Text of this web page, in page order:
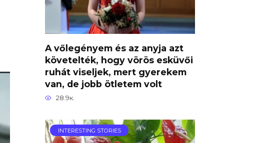
A vőlegényem és az anyja azt
követelték, hogy vörös esküvői
ruhát viseljek, mert gyerekem
van, de jobb ötletem volt
28.9к.
INTERESTING STORIES